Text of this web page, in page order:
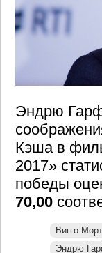
Эндрю
Кэша в
2017»
победы
70,00
Вигго
Эндрю